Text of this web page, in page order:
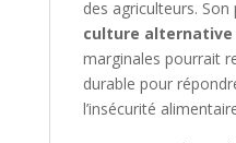
des agriculteurs.
culture alternative
marginales pourrait
durable pour
l’insécurité